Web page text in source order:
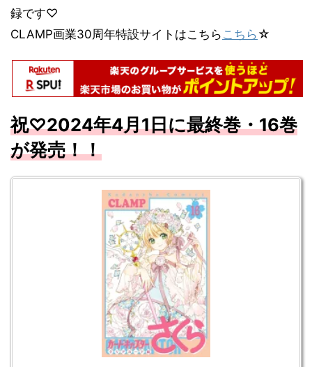
録です♡
CLAMP画業30周年特設サイトはこちら こちら ☆
祝♡2024年4月1日に最終巻・16巻
が発売！！